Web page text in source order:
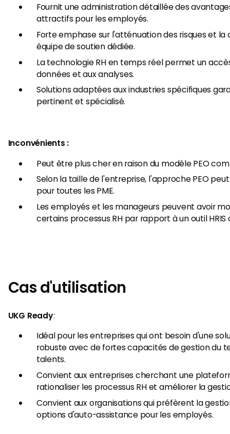
Fournit une administration détaillée des
attractifs pour les employés.
Forte emphase sur l'atténuation des risques et
équipe de soutien dédiée.
La technologie RH en temps réel permet un
données et aux analyses.
Solutions adaptées aux industries spécifiques
pertinent et spécialisé.
Inconvénients :
Peut être plus cher en raison du modèle PEO
Selon la taille de l'entreprise, l'approche PEO
pour toutes les PME.
Les employés et les manageurs peuvent avoir
certains processus RH par rapport à un outil HRIS
Cas d'utilisation
UKG Ready:
Idéal pour les entreprises qui ont besoin d'une
robuste avec de fortes capacités de gestion du
talents.
Convient aux entreprises cherchant une
rationaliser les processus RH et améliorer la
Convient aux organisations qui préfèrent la
options d'auto-assistance pour les employés.